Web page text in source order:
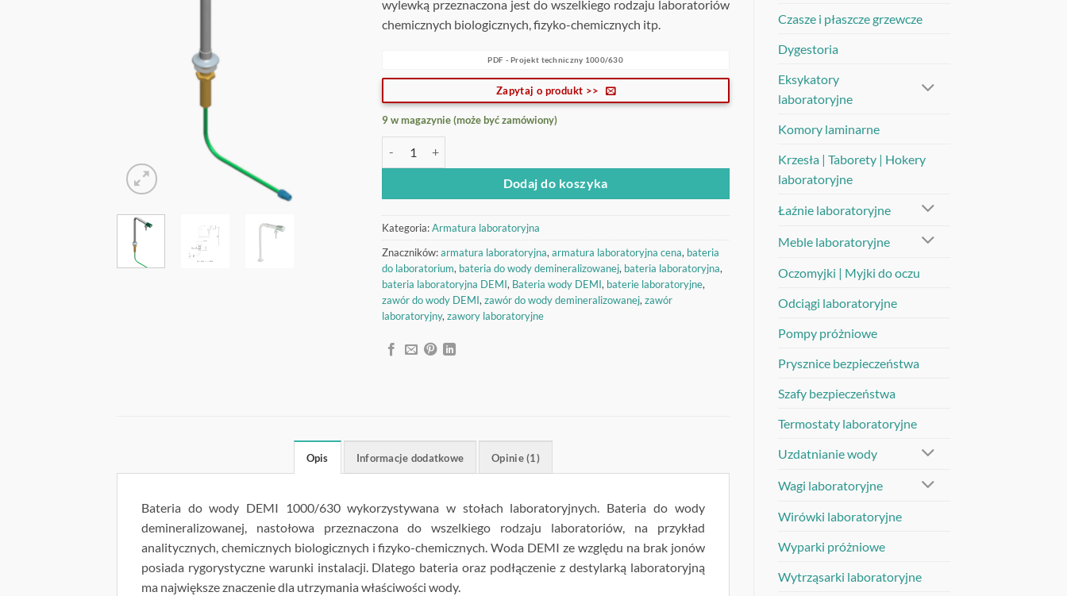
Czasze i płaszcze grzewcze
Dygestoria
Eksykatory
laboratoryjne
Komory laminarne
Krzesła | Taborety | Hokery
laboratoryjne
Łaźnie laboratoryjne
Meble laboratoryjne
Oczomyjki | Myjki do oczu
Odciągi laboratoryjne
Pompy próżniowe
Prysznice bezpieczeństwa
Szafy bezpieczeństwa
Termostaty laboratoryjne
Uzdatnianie wody
Wagi laboratoryjne
Wirówki laboratoryjne
Wyparki próżniowe
Wytrząsarki laboratoryjne
wylewką przeznaczona jest do wszelkiego rodzaju laboratoriów
chemicznych biologicznych, fizyko-chemicznych itp.
PDF - Projekt techniczny 1000/630
Zapytaj o produkt >>
9 w magazynie (może być zamówiony)
Dodaj do koszyka
Kategoria:Armatura laboratoryjna
Znaczników:armatura laboratoryjna,armatura laboratoryjna cena, bateria
do laboratorium, bateria do wody demineralizowanej, bateria laboratoryjna,
bateria laboratoryjna DEMI, Bateria wody DEMI, baterie laboratoryjne,
zawór do wody DEMI,zawór do wody demineralizowanej,zawór
laboratoryjny,zawory laboratoryjne
Opis Informacje dodatkowe Opinie (1)
Bateria do wody DEMI 1000/630 wykorzystywana w stołach laboratoryjnych. Bateria do wody
demineralizowanej, nastołowa przeznaczona do wszelkiego rodzaju laboratoriów, na przykład
analitycznych, chemicznych biologicznych i fizyko-chemicznych. Woda DEMI ze względu na brak jonów
posiada rygorystyczne warunki instalacji. Dlatego bateria oraz podłączenie z destylarką laboratoryjną
ma największe znaczenie dla utrzymania właściwości wody.